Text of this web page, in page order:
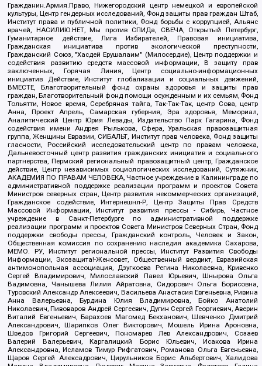
Гражданин.Армия.Право, Нижегородский центр немецкой и европейской
культуры, Центр гендерных исследований, Фонд защиты прав граждан Штаб,
Институт права и публичной политики, Фонд борьбы с коррупцией, Альянс
врачей, НАСИЛИЮ.НЕТ, Мы против СПИДа, СВЕЧА, Открытый Петербург,
Гуманитарное действие, Лига Избирателей, Правовая инициатива,
Гражданская инициатива против экологической преступности,
Гражданский Союз, "Хасдей Ерушалаим" (Милосердие), Центр поддержки и
содействия развитию средств массовой информации, В защиту прав
заключенных, Горячая Линия, Центр социально-информационных
инициатив Действие, Институт глобализации и социальных движений,
ВМЕСТЕ, Благотворительный фонд охраны здоровья и защиты прав
граждан, Благотворительный фонд помощи осужденным и их семьям, Фонд
Тольятти, Новое время, Серебряная тайга, Так-Так-Так, центр Сова, центр
Анна, Проект Апрель, Самарская губерния, Эра здоровья, Мемориал,
Аналитический Центр Юрия Левады, Издательство Парк Гагарина, Фонд
содействия имени Андрея Рылькова, Сфера, Уральская правозащитная
группа, Женщины Евразии, СИБАЛЬТ, Институт прав человека, Фонд защиты
гласности, Российский исследовательский центр по правам человека,
Дальневосточный центр развития гражданских инициатив и социального
партнерства, Пермский региональный правозащитный центр, Гражданское
действие, Центр независимых социологических исследований, Сутяжник,
АКАДЕМИЯ ПО ПРАВАМ ЧЕЛОВЕКА, Частное учреждение в Калининграде по
административной поддержке реализации программ и проектов Совета
Министров северных стран, Центр развития некоммерческих организаций,
Гражданское содействие, Интернешнл-Р, Центр Защиты Прав Средств
Массовой Информации, Институт развития прессы - Сибирь, Частное
учреждение в Санкт-Петербурге по административной поддержке
реализации программ и проектов Совета Министров Северных Стран, Фонд
поддержки свободы прессы, Гражданский контроль, Человек и Закон,
Общественная комиссия по сохранению наследия академика Сахарова,
МЕМО. РУ, Институт региональной прессы, Институт Развития Свободы
Информации, Экозащита!-Женсовет, Общественный вердикт, Евразийская
антимонопольная ассоциация, Дзугкоева Регина Николаевна, Кривенко
Сергей Владимирович, Милославский Павел Юрьевич, Шнырова Ольга
Вадимовна, Чанышева Лилия Айратовна, Сидорович Ольга Борисовна,
Туровский Александр Алексеевич, Васильева Анастасия Евгеньевна, Ривина
Анна Валерьевна, Бурдина Юлия Владимировна, Бойко Анатолий
Николаевич, Пивоваров Андрей Сергеевич, Дугин Сергей Георгиевич, Аверин
Виталий Евгеньевич, Барахоев Магомед Бекханович, Шевченко Дмитрий
Александрович, Шарипков Олег Викторович, Мошель Ирина Ароновна,
Шведов Григорий Сергеевич, Пономарев Лев Александрович, Созаев
Валерий Валерьевич, Каргалицкий Борис Юльевич, Исакова Ирина
Александровна, Исламов Тимур Рифгатович, Романова Ольга Евгеньевна,
Щаров Сергей Алексадрович, Цирульников Борис Альбертович, Халидова